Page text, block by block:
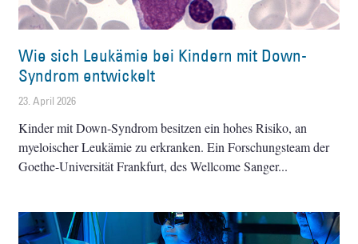
Wie sich Leukämie bei Kindern mit Down-
Syndrom entwickelt
23. April 2026
Kinder mit Down-Syndrom besitzen ein hohes Risiko, an
myeloischer Leukämie zu erkranken. Ein Forschungsteam der
Goethe-Universität Frankfurt, des Wellcome Sanger